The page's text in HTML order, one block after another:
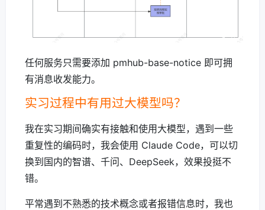
任何服务只需要添加 pmhub-base-notice 即可拥
有消息收发能力。
实习过程中有用过大模型吗？
我在实习期间确实有接触和使用大模型，遇到一些
重复性的编码时，我会使用 Claude Code，可以切
换到国内的智谱、千问、DeepSeek，效果投挺不
错。
平常遇到不熟悉的技术概念或者报错信息时，我也